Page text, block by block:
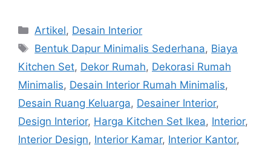
Artikel, Desain Interior
Bentuk Dapur Minimalis Sederhana, Biaya
Kitchen Set, Dekor Rumah, Dekorasi Rumah
Minimalis, Desain Interior Rumah Minimalis,
Desain Ruang Keluarga, Desainer Interior,
Design Interior, Harga Kitchen Set Ikea, Interior,
Interior Design, Interior Kamar, Interior Kantor,